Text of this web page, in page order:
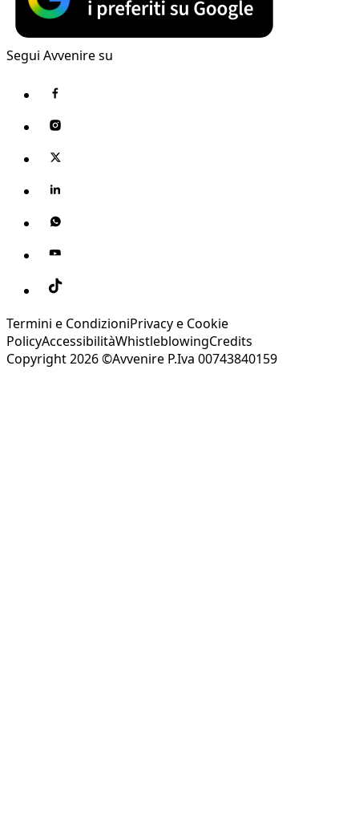
Segui Avvenire su
Termini e CondizioniPrivacy e Cookie
PolicyAccessibilitàWhistleblowingCredits
Copyright 2026 ©Avvenire P.Iva 00743840159